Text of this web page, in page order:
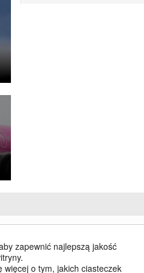
TRAVELLER
Traveller in English
wydań
zapewnić najlepszą jakość
więcej o tym, jakich ciasteczek